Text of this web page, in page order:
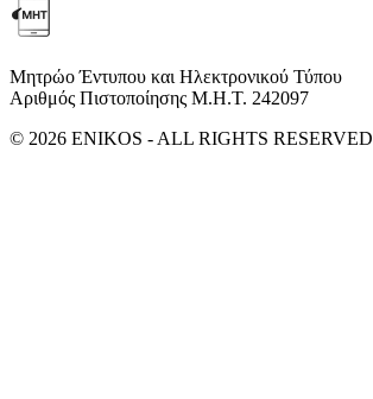
Μητρώο Έντυπου και Ηλεκτρονικού Τύπου
Αριθμός Πιστοποίησης Μ.Η.Τ. 242097
© 2026 ENIKOS - ALL RIGHTS RESERVED